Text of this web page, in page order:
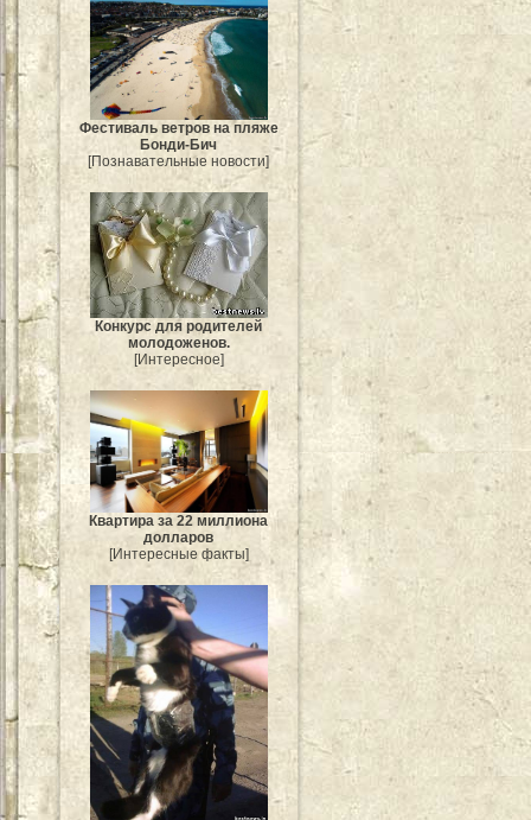
Фестиваль ветров на пляже
Бонди-Бич
[Познавательные новости]
Конкурс для родителей
молодоженов.
[Интересное]
Квартира за 22 миллиона
долларов
[Интересные факты]